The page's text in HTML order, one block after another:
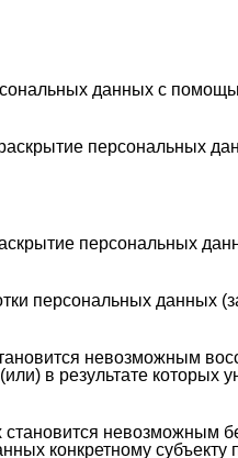
данных с
персональных
персональных
персональных данных
невозможным
в результате которых
невозможным
конкретному субъекту